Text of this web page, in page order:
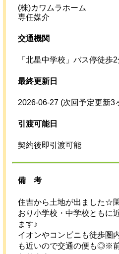
(株)カワムラホーム
専任媒介
交通機関
「北星中学校」バス停徒歩2
最終更新日
2026-06-27 (次回予定更新3
引渡可能日
契約後即引渡可能
備考
住吉から土地が出ました☆
おり小学校・中学校ともに
ます♪
イオンやコンビニも徒歩圏
も近いので交通の便も◎※